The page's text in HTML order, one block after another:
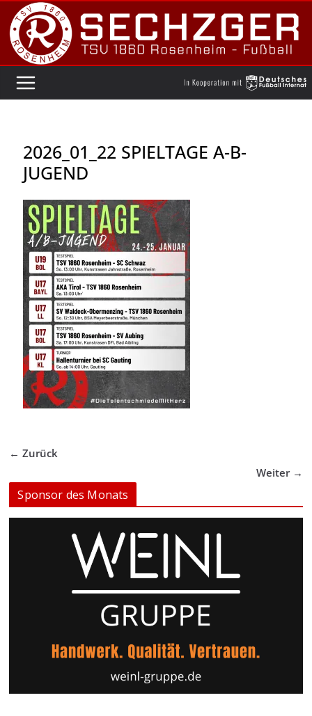
Zum
Inhalt
springen
2026_01_22 SPIELTAGE A-B-
JUGEND
← Zurück
Weiter →
Sponsor des Monats